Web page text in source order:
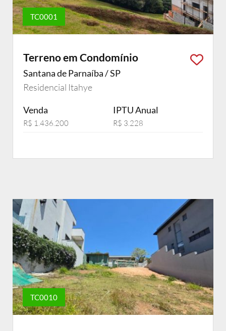
TC0001
Terreno em Condomínio
Santana de Parnaíba / SP
Residencial Itahye
Venda
R$ 1.436.200
IPTU Anual
R$ 3.228
TC0010